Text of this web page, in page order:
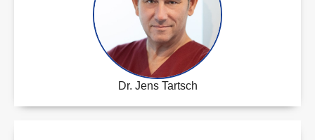
Dr. Jens Tartsch